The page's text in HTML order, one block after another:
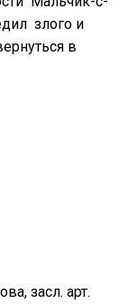
злого и
в
засл. арт.